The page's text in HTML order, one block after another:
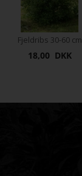
Fjeldribs 30-60 cm
18,00 DKK